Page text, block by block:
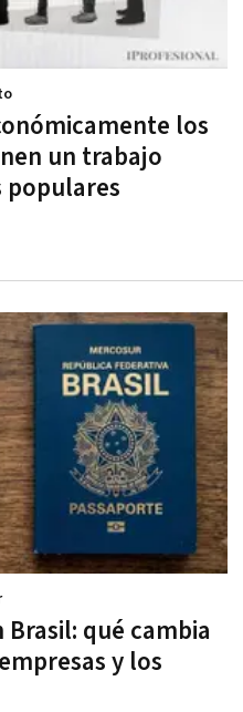
los
un trabajo
populares
qué cambia
y los